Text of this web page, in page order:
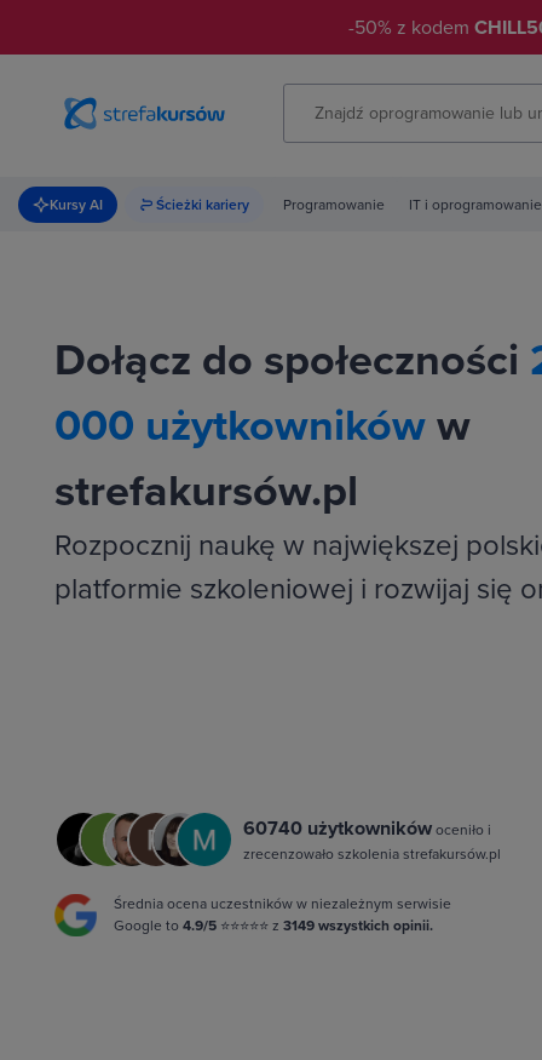
-50% z kodem
Kursy AI Ścieżki kariery Programowanie IT i oprogramowanie
Dołącz do społeczności
000 użytkowników w
strefakursów.pl
Rozpocznij naukę w największej
platformie szkoleniowej i rozwijaj się
60740 użytkowników oceniło i
zrecenzowało szkolenia strefakursów.pl
Średnia ocena uczestników w niezależnym serwisie
Google to 4.9/5 ⭐⭐⭐⭐⭐ z 3149 wszystkich opinii.